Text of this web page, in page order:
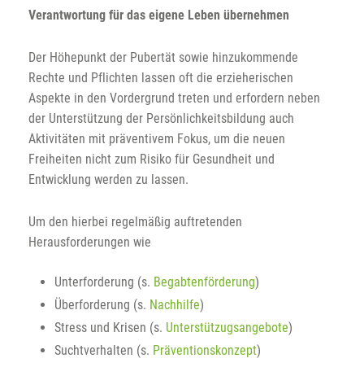
Verantwortung für das eigene Leben übernehmen
Der Höhepunkt der Pubertät sowie hinzukommende
Rechte und Pflichten lassen oft die erzieherischen
Aspekte in den Vordergrund treten und erfordern neben
der Unterstützung der Persönlichkeitsbildung auch
Aktivitäten mit präventivem Fokus, um die neuen
Freiheiten nicht zum Risiko für Gesundheit und
Entwicklung werden zu lassen.
Um den hierbei regelmäßig auftretenden
Herausforderungen wie
Unterforderung (s. Begabtenförderung)
Überforderung (s. Nachhilfe)
Stress und Krisen (s. Unterstützugsangebote)
Suchtverhalten (s. Präventionskonzept)